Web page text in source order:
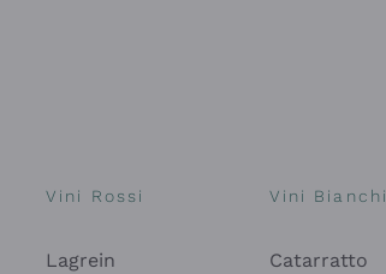
Vini Rossi
Lagrein
Vini Bianchi
Catarratto